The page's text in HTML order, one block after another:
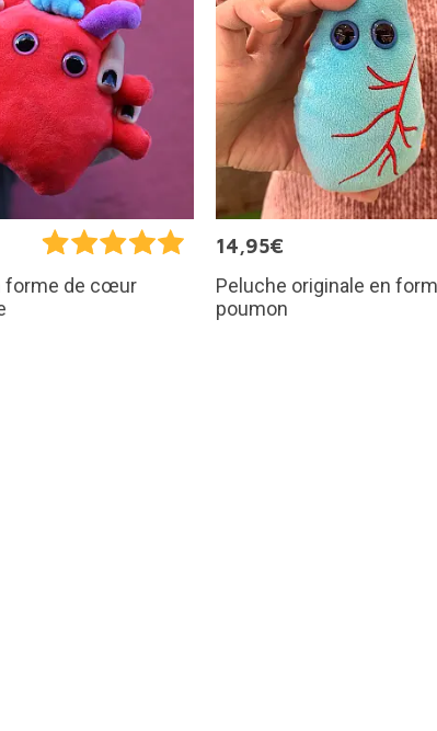
forme de cœur
14,95€
Peluche originale en
poumon